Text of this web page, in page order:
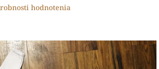
hodnotenia